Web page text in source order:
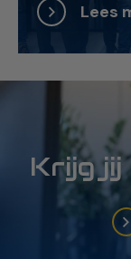
Lees
Krijg